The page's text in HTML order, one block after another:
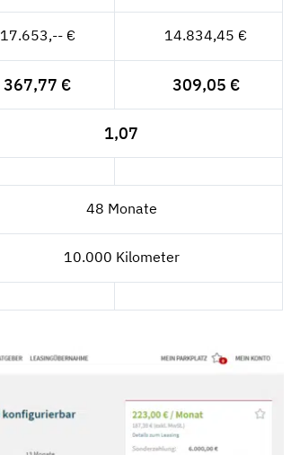
17.653,-- € 14.834,45 €
367,77 € 309,05 €
1,07
48 Monate
10.000 Kilometer